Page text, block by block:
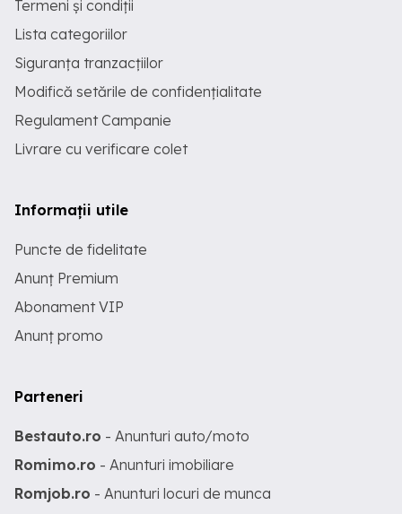
Termeni și condiții
Lista categoriilor
Siguranța tranzacțiilor
Modifică setările de confidențialitate
Regulament Campanie
Livrare cu verificare colet
Informații utile
Puncte de fidelitate
Anunț Premium
Abonament VIP
Anunț promo
Parteneri
Bestauto.ro - Anunturi auto/moto
Romimo.ro - Anunturi imobiliare
Romjob.ro - Anunturi locuri de munca